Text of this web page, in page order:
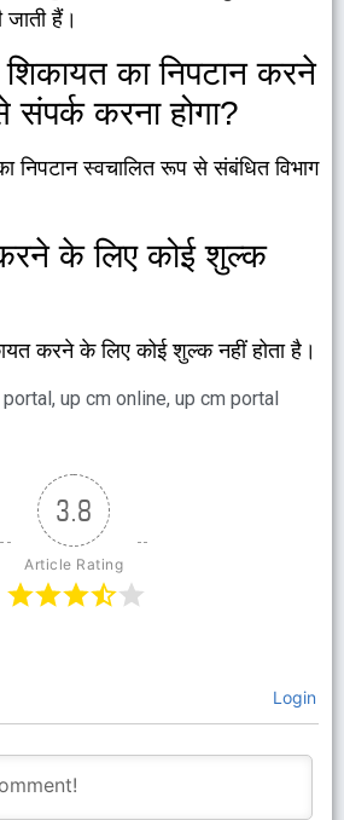
जाती हैं।
का निपटान करने
करना होगा?
निपटान स्वचालित रूप से संबंधित विभाग
के लिए कोई शुल्क
करने के लिए कोई शुल्क नहीं होता है।
, up cm online, up cm portal
3.8
Article Rating
Login